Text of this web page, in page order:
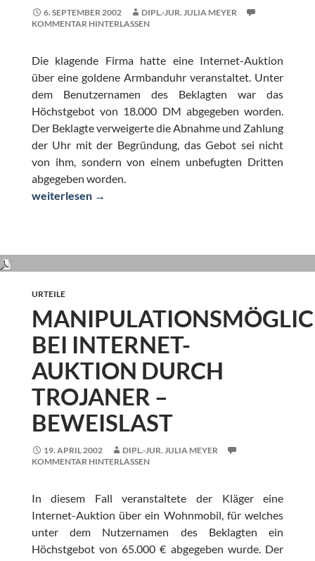
6. SEPTEMBER 2002
DIPL.-JUR. JULIA MEYER
KOMMENTAR HINTERLASSEN
Die klagende Firma hatte eine Internet-Auktion
über eine goldene Armbanduhr veranstaltet. Unter
dem Benutzernamen des Beklagten war das
Höchstgebot von 18.000 DM abgegeben worden.
Der Beklagte verweigerte die Abnahme und Zahlung
der Uhr mit der Begründung, das Gebot sei nicht
von ihm, sondern von einem unbefugten Dritten
abgegeben worden.
Ausspähen des Passworts und Beweislast bei Online-
weiterlesen →
URTEILE
BEI INTERNET-
AUKTION DURCH
TROJANER –
BEWEISLAST
19. APRIL 2002
DIPL.-JUR. JULIA MEYER
KOMMENTAR HINTERLASSEN
In diesem Fall veranstaltete der Kläger eine
Internet-Auktion über ein Wohnmobil, für welches
unter dem Nutzernamen des Beklagten ein
Höchstgebot von 65.000 € abgegeben wurde. Der